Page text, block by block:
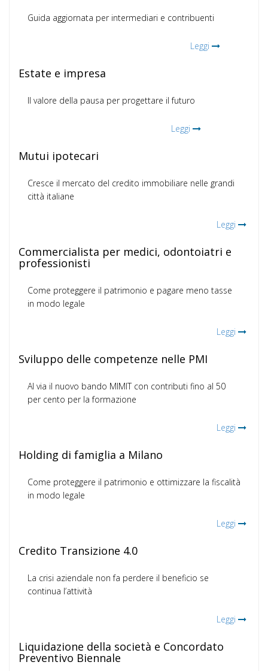
Guida aggiornata per intermediari e contribuenti
Leggi
Estate e impresa
Il valore della pausa per progettare il futuro
Leggi
Mutui ipotecari
Cresce il mercato del credito immobiliare nelle grandi
città italiane
Leggi
Commercialista per medici, odontoiatri e
professionisti
Come proteggere il patrimonio e pagare meno tasse
in modo legale
Leggi
Sviluppo delle competenze nelle PMI
Al via il nuovo bando MIMIT con contributi fino al 50
per cento per la formazione
Leggi
Holding di famiglia a Milano
Come proteggere il patrimonio e ottimizzare la fiscalità
in modo legale
Leggi
Credito Transizione 4.0
La crisi aziendale non fa perdere il beneficio se
continua l’attività
Leggi
Liquidazione della società e Concordato
Preventivo Biennale